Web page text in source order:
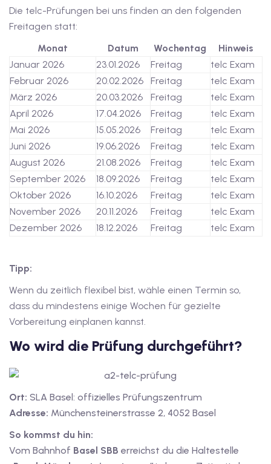
mit Gutschein
mit
B1
Deutschkurse mit
Deutschkurse mit
mit
B2
Deutschkurse mit
Deutschkurse mit
mit Gutschein
Die telc-Prüfungen bei uns finden an den folgenden
Freitagen statt:
Monat
Datum Wochentag
Hinweis
Januar 2026
23.01.2026 Freitag
telc Exam
Februar 2026
20.02.2026 Freitag
telc Exam
März 2026
20.03.2026 Freitag
telc Exam
April 2026
17.04.2026 Freitag
telc Exam
Mai 2026
15.05.2026 Freitag
telc Exam
Juni 2026
19.06.2026 Freitag
telc Exam
August 2026
21.08.2026 Freitag
telc Exam
September 2026
18.09.2026 Freitag
telc Exam
Oktober 2026
16.10.2026 Freitag
telc Exam
November 2026
20.11.2026 Freitag
telc Exam
Dezember 2026
18.12.2026 Freitag telc Exam
Tipp:
Wenn du zeitlich flexibel bist, wähle einen Termin so,
dass du mindestens einige Wochen für gezielte
Vorbereitung einplanen kannst.
Wo wird die Prüfung durchgeführt?
Ort: SLA Basel: offizielles Prüfungszentrum
Adresse: Münchensteinerstrasse 2, 4052 Basel
So kommst du hin:
Vom Bahnhof Basel SBB erreichst du die Haltestelle